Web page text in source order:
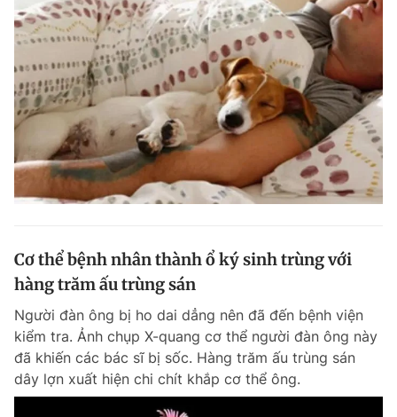
Cơ thể bệnh nhân thành ổ ký sinh trùng với
hàng trăm ấu trùng sán
Người đàn ông bị ho dai dẳng nên đã đến bệnh viện
kiểm tra. Ảnh chụp X-quang cơ thể người đàn ông này
đã khiến các bác sĩ bị sốc. Hàng trăm ấu trùng sán
dây lợn xuất hiện chi chít khắp cơ thể ông.